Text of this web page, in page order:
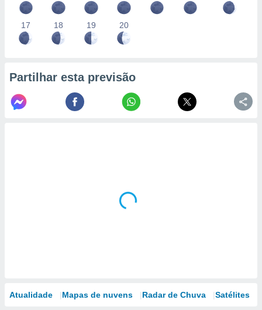
17 18 19 20
Partilhar esta previsão
Atualidade Mapas de nuvens Radar de Chuva Satélites